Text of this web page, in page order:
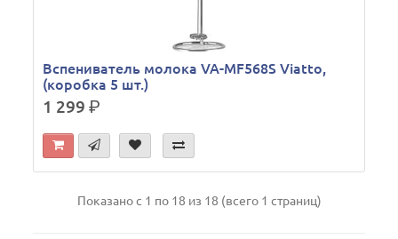
Вспениватель молока VA-MF568S Viatto,
(коробка 5 шт.)
1 299р.
Показано с 1 по 18 из 18 (всего 1 страниц)